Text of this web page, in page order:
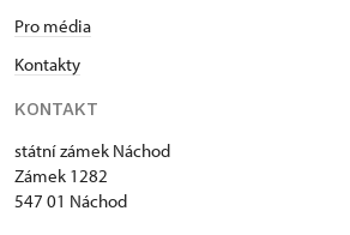
Pro média
Kontakty
KONTAKT
státní zámek Náchod
Zámek 1282
547 01 Náchod